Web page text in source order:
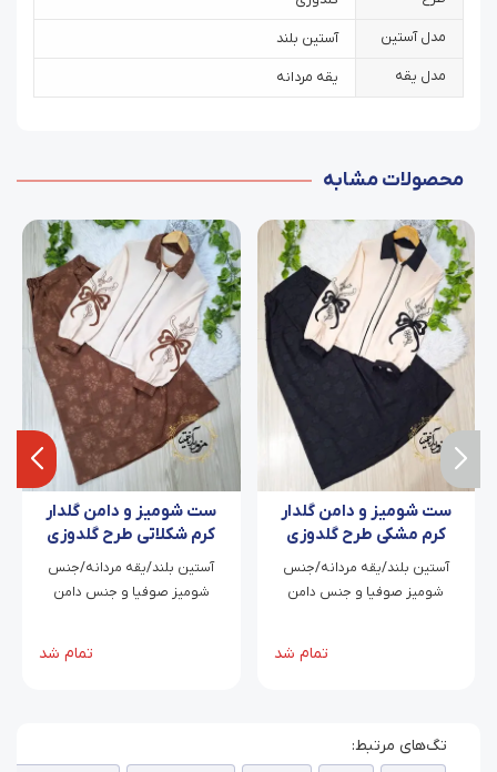
مدل آستین آستین بلند
مدل یقه یقه مردانه
محصولات مشابه
ست شومیز و دامن گلدار
کرم مشکی طرح گلدوزی
پاپیون
آستین بلند/یقه مردانه/جنس
شومیز صوفیا و جنس دامن
تمام شد
ست شومیز و دامن گلدار
کرم شکلاتی طرح گلدوزی
پاپیون
آستین بلند/یقه مردانه/جنس
شومیز صوفیا و جنس دامن
تمام شد